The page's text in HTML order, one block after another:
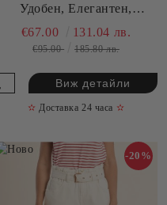
Удобен, Елегантен,
Модерен.LE SORTE DEL
SOLE (SKU)3886
€67.00 131.04 лв.
€95.00 185.80 лв.
Виж детайли
✫ Доставка 24 часа ✫
-20%